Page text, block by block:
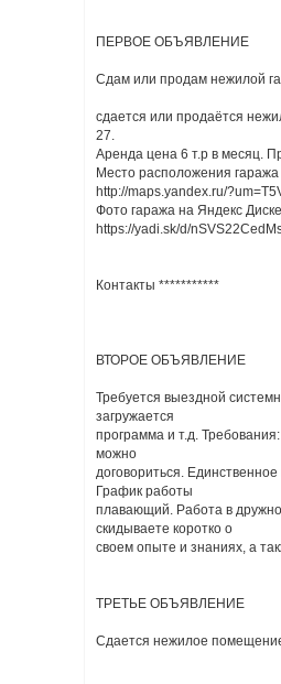
ПЕРВОЕ ОБЪЯВЛЕНИЕ
Сдам или продам нежилой
сдается или продаётся
27.
Аренда цена 6 т.р в месяц.
Место расположения
http://maps.yandex.ru/
Фото гаража на Яндекс
https://yadi.sk/d/
Контакты ***********
ВТОРОЕ ОБЪЯВЛЕНИЕ
Требуется выездной
загружается
программа и т.д.
можно
договориться.
График работы
плавающий. Работа в
скидываете коротко о
своем опыте и знаниях, а
ТРЕТЬЕ ОБЪЯВЛЕНИЕ
Сдается нежилое